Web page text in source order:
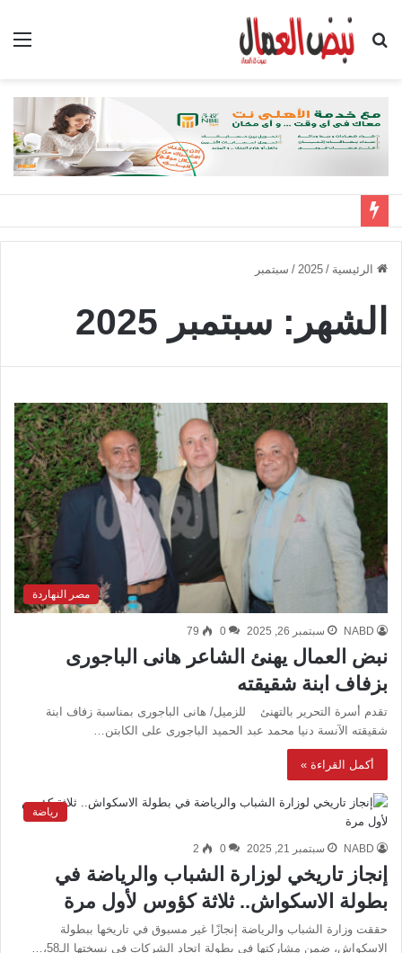
بحث
الرئيسية /
2025
/ سبتمبر
الشهر: سبتمبر 2025
مصر النهاردة
NABD سبتمبر 26, 2025 0
79
نبض العمال يهنئ الشاعر هانى الباجورى
بزفاف ابنة شقيقته
تقدم أسرة التحرير بالتهنئ للزميل/ هانى الباجورى بمناسبة زفاف ابنة
شقيقته الآنسة دنيا محمد عبد الحميد الباجورى على الكابتن…
أكمل القراءة »
رياضة
NABD سبتمبر 21, 2025 0
2
إنجاز تاريخي لوزارة الشباب والرياضة في
بطولة الاسكواش.. ثلاثة كؤوس لأول مرة
حققت وزارة الشباب والرياضة إنجازًا غير مسبوق في تاريخها ببطولة
الاسكواش، ضمن مشاركتها في بطولة اتحاد الشركات في نسختها الـ58،…